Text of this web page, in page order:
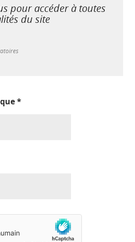
pour accéder à toutes
du site
*